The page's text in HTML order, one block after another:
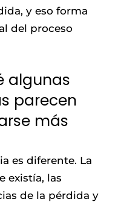
y eso forma
del proceso
algunas
parecen
más
es diferente. La
existía, las
de la pérdida y